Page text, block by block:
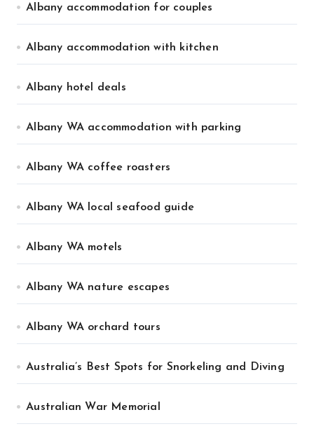
Albany accommodation for couples
Albany accommodation with kitchen
Albany hotel deals
Albany WA accommodation with parking
Albany WA coffee roasters
Albany WA local seafood guide
Albany WA motels
Albany WA nature escapes
Albany WA orchard tours
Australia’s Best Spots for Snorkeling and Diving
Australian War Memorial